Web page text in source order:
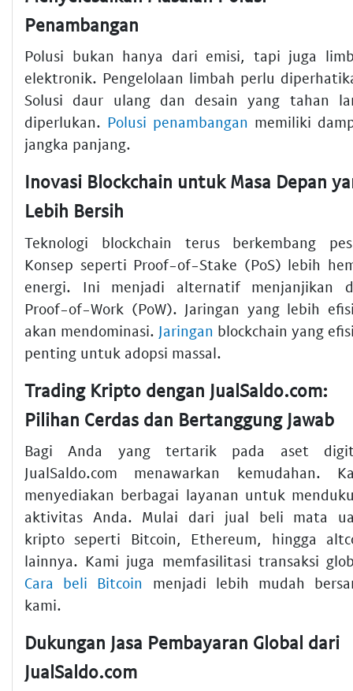
Penambangan
Polusi bukan hanya dari emisi, tapi juga
elektronik. Pengelolaan limbah perlu
Solusi daur ulang dan desain yang tahan
diperlukan. Polusi penambangan memiliki
jangka panjang.
Inovasi Blockchain untuk Masa Depan
Lebih Bersih
Teknologi blockchain terus berkembang
Konsep seperti Proof-of-Stake (PoS) lebih
energi. Ini menjadi alternatif menjanjikan
Proof-of-Work (PoW). Jaringan yang lebih
akan mendominasi. Jaringan blockchain yang
penting untuk adopsi massal.
Trading Kripto dengan JualSaldo.com:
Pilihan Cerdas dan Bertanggung Jawab
Bagi Anda yang tertarik pada aset
JualSaldo.com menawarkan kemudahan.
menyediakan berbagai layanan untuk
aktivitas Anda. Mulai dari jual beli mata
kripto seperti Bitcoin, Ethereum, hingga
lainnya. Kami juga memfasilitasi transaksi
Cara beli Bitcoin
menjadi lebih mudah
kami.
Dukungan Jasa Pembayaran Global dari
JualSaldo.com